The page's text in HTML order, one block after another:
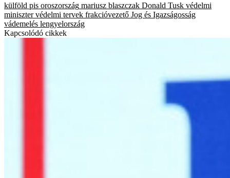
külföld pis oroszország mariusz blaszczak Donald Tusk védelmi
miniszter védelmi tervek frakcióvezető Jog és Igazságosság
vádemelés lengyelország
Kapcsolódó cikkek